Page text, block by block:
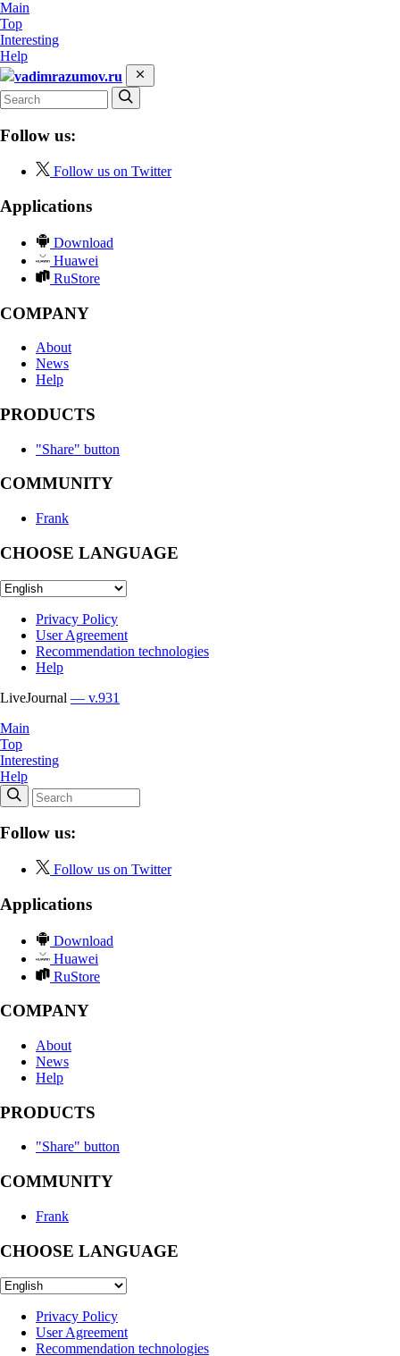
Main
Top
Interesting
Help
vadimrazumov.ru
Follow us:
Follow us on Twitter
Applications
Download
Huawei
RuStore
COMPANY
About
News
Help
PRODUCTS
"Share" button
COMMUNITY
Frank
CHOOSE LANGUAGE
Privacy Policy
User Agreement
Recommendation technologies
Help
LiveJournal — v.931
Main
Top
Interesting
Help
Follow us:
Follow us on Twitter
Applications
Download
Huawei
RuStore
COMPANY
About
News
Help
PRODUCTS
"Share" button
COMMUNITY
Frank
CHOOSE LANGUAGE
Privacy Policy
User Agreement
Recommendation technologies